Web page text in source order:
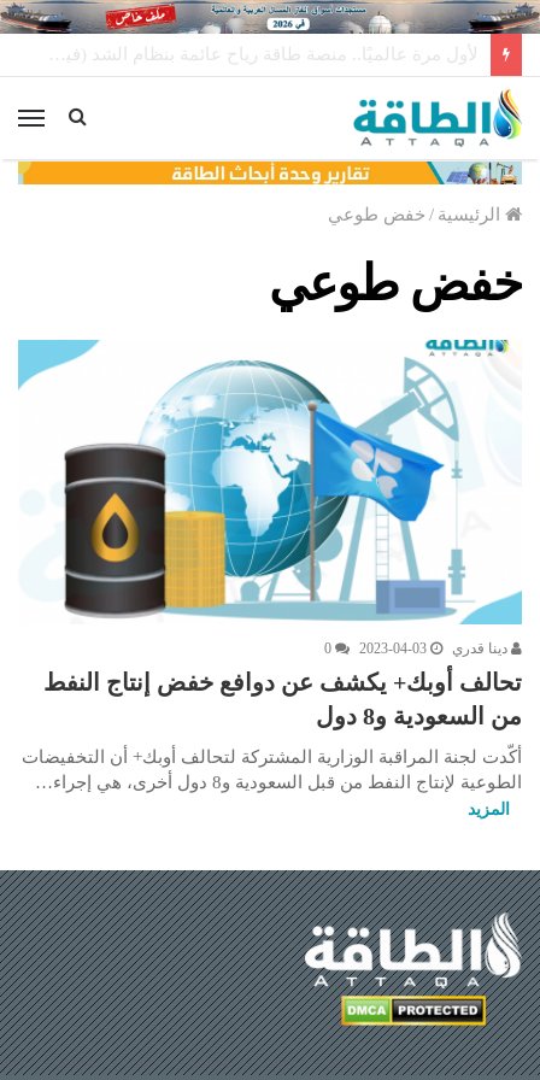
مفاوضات لتخزين النفط العراقي في الخارج
الرئيسية / خفض طوعي
خفض طوعي
دينا قدري 2023-04-03
0
تحالف أوبك+ يكشف عن دوافع خفض إنتاج النفط
من السعودية و8 دول
أكّدت لجنة المراقبة الوزارية المشتركة لتحالف أوبك+ أن التخفيضات
الطوعية لإنتاج النفط من قبل السعودية و8 دول أخرى، هي إجراء…
المزيد